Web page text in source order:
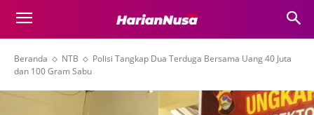
Beranda NTB
Polisi Tangkap Dua Terduga Bersama Uang 40 Juta
dan 100 Gram Sabu